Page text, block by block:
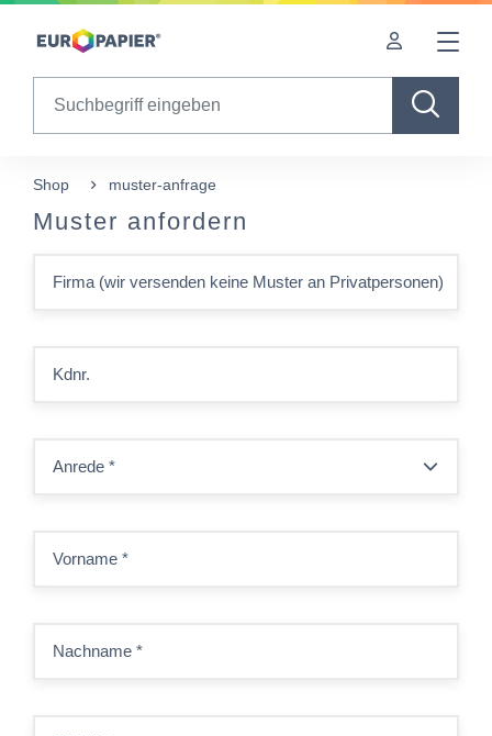
Table Of Content
Shop muster-anfrage
Muster anfordern
Firma (wir versenden keine Muster an Privatpersonen)
Kdnr.
Anrede *
Vorname *
Nachname *